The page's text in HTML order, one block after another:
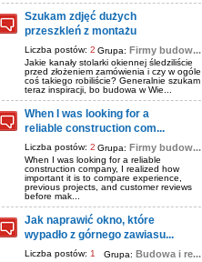
Szukam zdjęć dużych
przeszkleń z montażu
Liczba postów: 2 Grupa: Firmy budow...
Jakie kanały stolarki okiennej śledziliście
przed złożeniem zamówienia i czy w ogóle
coś takiego robiliście? Generalnie szukam
teraz inspiracji, bo budowa w Wie...
When I was looking for a
reliable construction com...
Liczba postów: 2 Grupa: Firmy budow...
When I was looking for a reliable
construction company, I realized how
important it is to compare experience,
previous projects, and customer reviews
before mak...
Jak naprawić okno, które
wypadło z górnego zawiasu...
Liczba postów: 1 Grupa: Budowa i re...